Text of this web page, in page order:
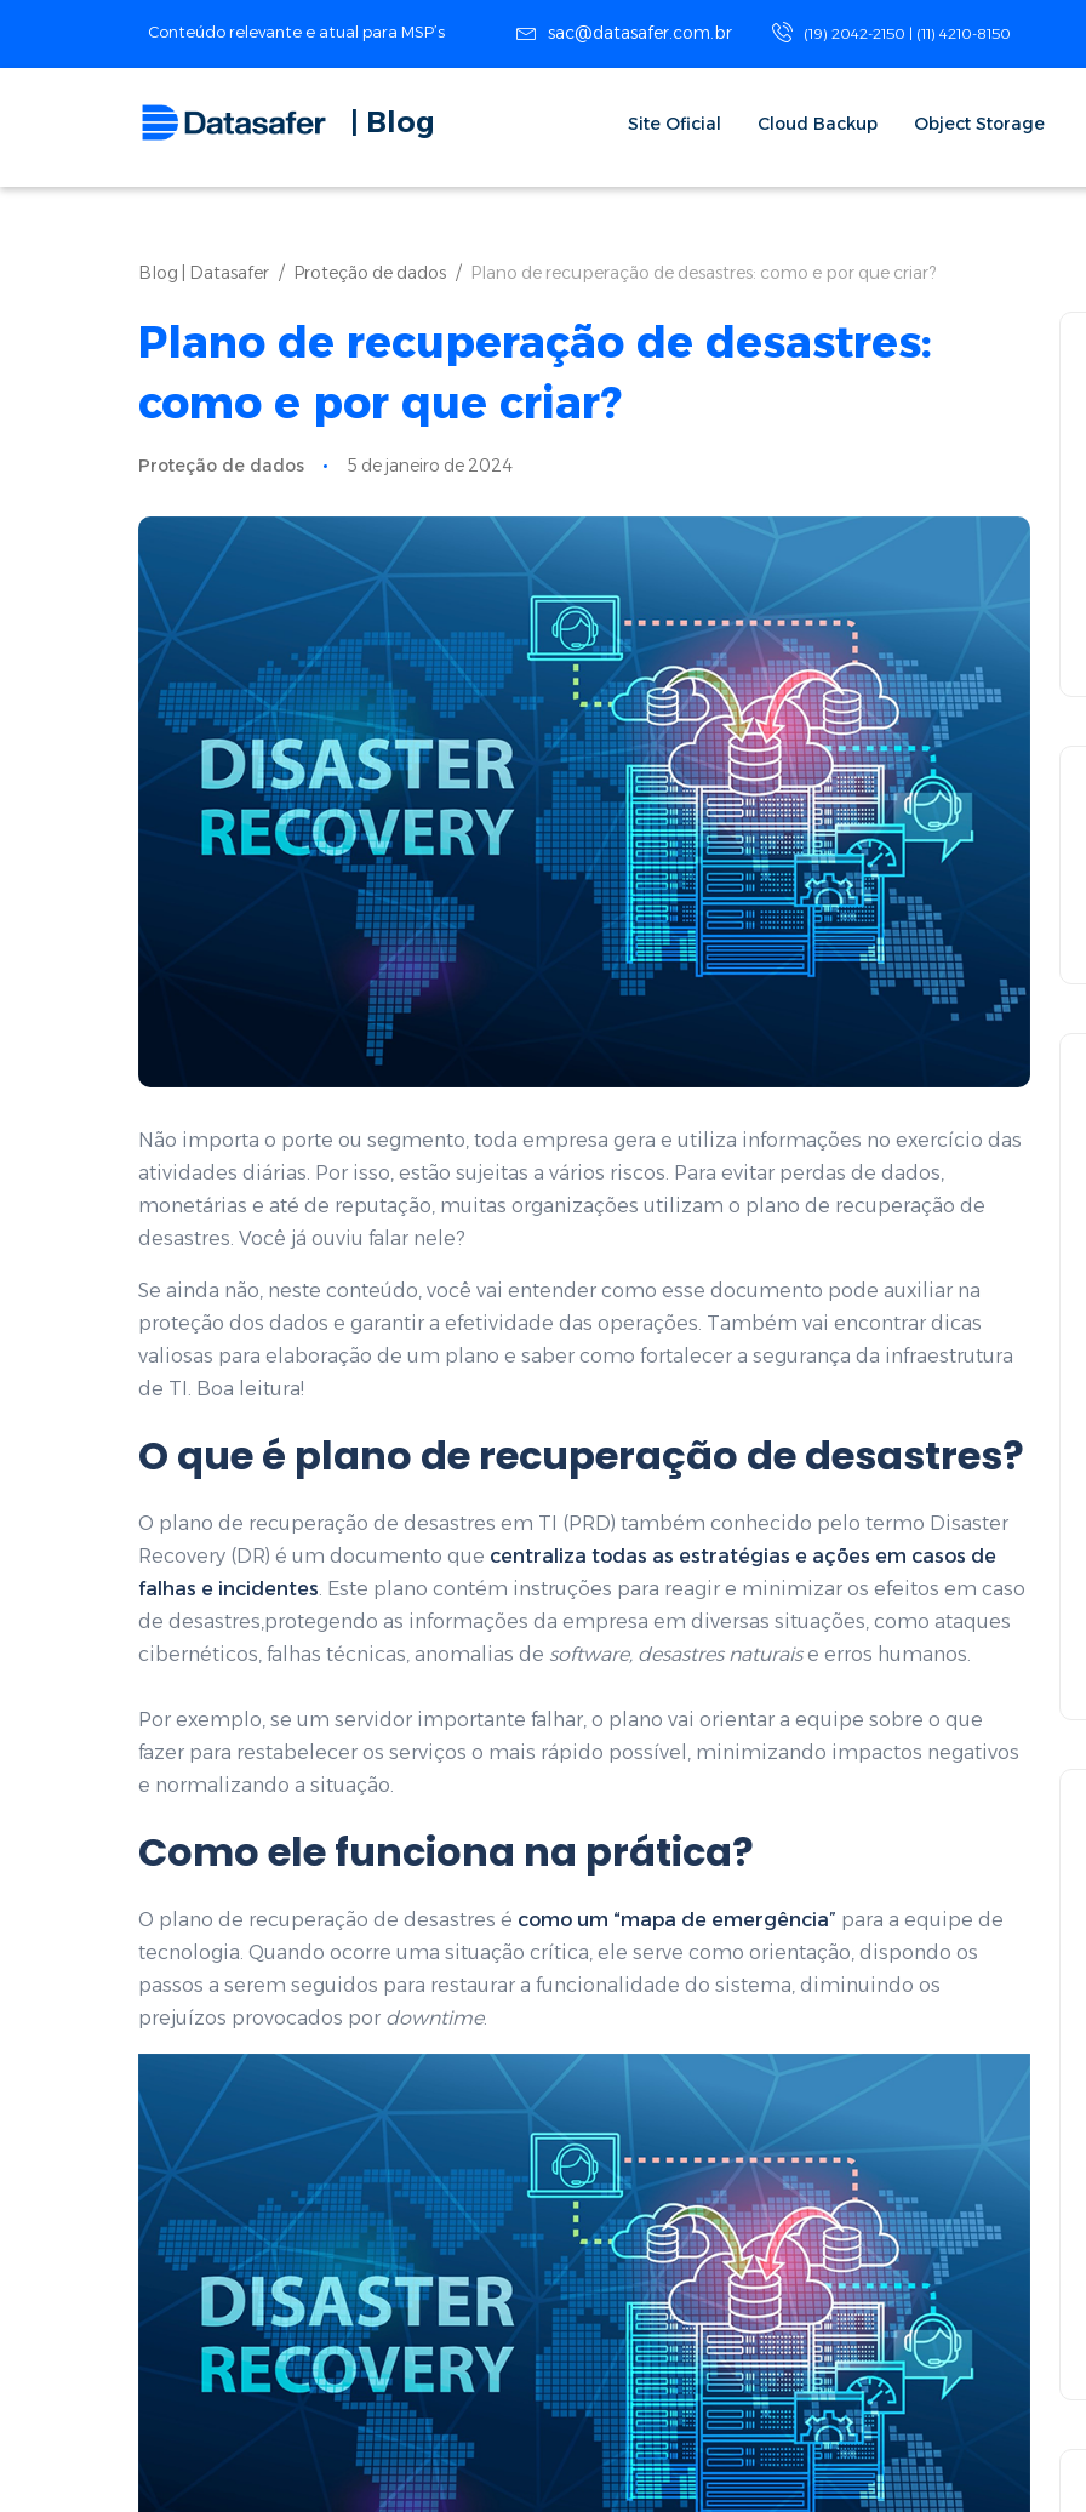
Conteúdo relevante e atual para MSP’s sac@datasafer.com.br (19) 2042-2150 | (11) 4210-8150
| Blog Site Oficial Cloud Backup Object Storage
Blog | Datasafer Proteção de dados Plano de recuperação de desastres: como e por que criar?
Plano de recuperação de desastres:
como e por que criar?
Proteção de dados 5 de janeiro de 2024
Não importa o porte ou segmento, toda empresa gera e utiliza informações no exercício das
atividades diárias. Por isso, estão sujeitas a vários riscos. Para evitar perdas de dados,
monetárias e até de reputação, muitas organizações utilizam o plano de recuperação de
desastres. Você já ouviu falar nele?
Se ainda não, neste conteúdo, você vai entender como esse documento pode auxiliar na
proteção dos dados e garantir a efetividade das operações. Também vai encontrar dicas
valiosas para elaboração de um plano e saber como fortalecer a segurança da infraestrutura
de TI. Boa leitura!
O que é plano de recuperação de desastres?
O plano de recuperação de desastres em TI (PRD) também conhecido pelo termo Disaster
Recovery (DR) é um documento que centraliza todas as estratégias e ações em casos de
falhas e incidentes. Este plano contém instruções para reagir e minimizar os efeitos em caso
de desastres,protegendo as informações da empresa em diversas situações, como ataques
cibernéticos, falhas técnicas, anomalias de software, desastres naturaise erros humanos.
Por exemplo, se um servidor importante falhar, o plano vai orientar a equipe sobre o que
fazer para restabelecer os serviços o mais rápido possível, minimizando impactos negativos
e normalizando a situação.
Como ele funciona na prática?
O plano de recuperação de desastres é como um “mapa de emergência” para a equipe de
tecnologia. Quando ocorre uma situação crítica, ele serve como orientação, dispondo os
passos a serem seguidos para restaurar a funcionalidade do sistema, diminuindo os
prejuízos provocados por downtime.
Armazenamento em nuvem
Object Storage: A
revolução no
armazenamento de dados